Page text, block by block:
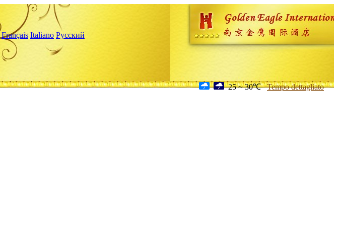
Français Italiano Русский
25 ~ 30℃ Tempo dettagliato